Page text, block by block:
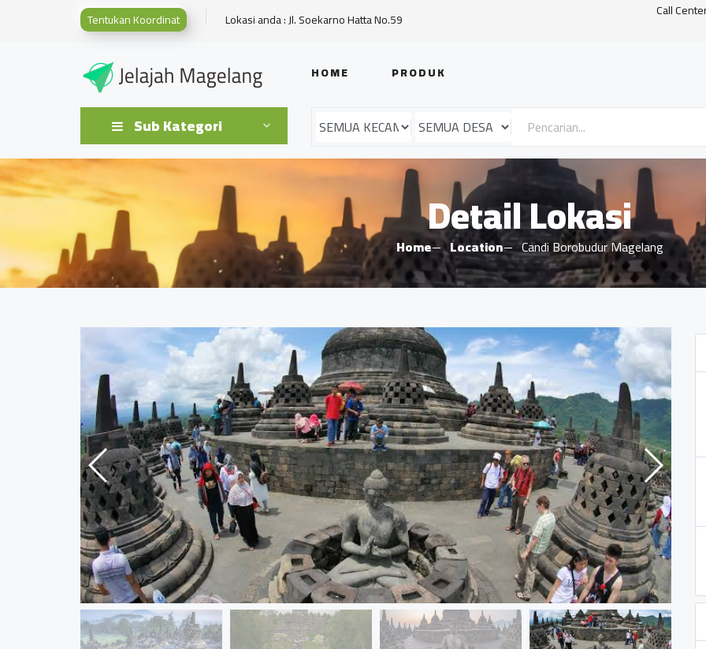
Tentukan Koordinat Lokasi anda : Jl. Soekarno Hatta No.59 Call
HOME PRODUK
Sub Kategori
Detail Lokasi
Home Location Candi Borobudur Magelang